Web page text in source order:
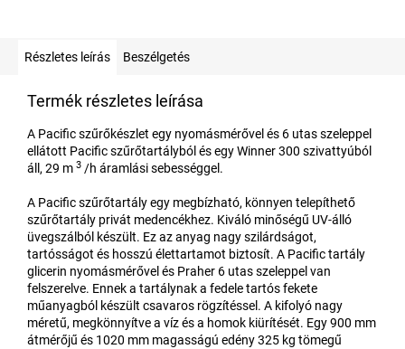
Részletes leírás Beszélgetés
Termék részletes leírása
A Pacific szűrőkészlet egy nyomásmérővel és 6 utas szeleppel
ellátott Pacific szűrőtartályból és egy Winner 300 szivattyúból
áll, 29 m 3 /h áramlási sebességgel.
A Pacific szűrőtartály egy megbízható, könnyen telepíthető
szűrőtartály privát medencékhez. Kiváló minőségű UV-álló
üvegszálból készült. Ez az anyag nagy szilárdságot,
tartósságot és hosszú élettartamot biztosít. A Pacific tartály
glicerin nyomásmérővel és Praher 6 utas szeleppel van
felszerelve. Ennek a tartálynak a fedele tartós fekete
műanyagból készült csavaros rögzítéssel. A kifolyó nagy
méretű, megkönnyítve a víz és a homok kiürítését. Egy 900 mm
átmérőjű és 1020 mm magasságú edény 325 kg tömegű